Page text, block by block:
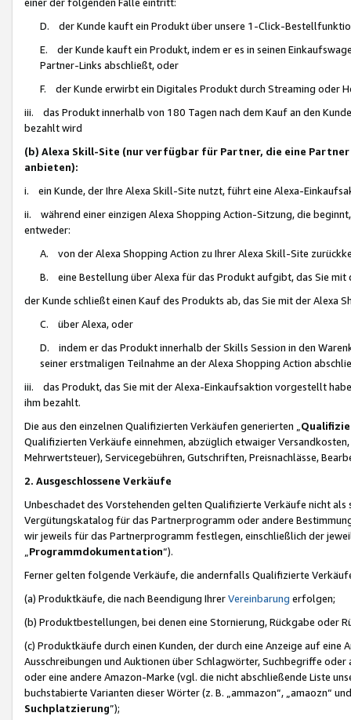
D. der Kunde kauft ein Produkt über unsere 1-Click-
E. der Kunde kauft ein Produkt, indem er es in seinen
Partner-Links abschließt, oder
F. der Kunde erwirbt ein Digitales Produkt durch Streaming oder
iii. das Produkt innerhalb von 180 Tagen nach dem Kauf an den
bezahlt wird
(b) Alexa Skill-Site (nur verfügbar für Partner, die eine
anbieten):
i. ein Kunde, der Ihre Alexa Skill-Site nutzt, führt eine Alexa-
ii. während einer einzigen Alexa Shopping Action-Sitzung, die
entweder:
A. von der Alexa Shopping Action zu Ihrer Alexa Skill-Site
B. eine Bestellung über Alexa für das Produkt aufgibt, das Sie mit
der Kunde schließt einen Kauf des Produkts ab, das Sie mit der Alexa
C. über Alexa, oder
D. indem er das Produkt innerhalb der Skills Session in den
seiner erstmaligen Teilnahme an der Alexa Shopping Action
iii. das Produkt, das Sie mit der Alexa-Einkaufsaktion vorgestellt
ihm bezahlt.
Die aus den einzelnen Qualifizierten Verkäufen generierten „
Qualifizierten Verkäufe einnehmen, abzüglich etwaiger
Mehrwertsteuer), Servicegebühren, Gutschriften, Preisnachlässe,
2. Ausgeschlossene Verkäufe
Unbeschadet des Vorstehenden gelten Qualifizierte Verkäufe nicht
Vergütungskatalog für das Partnerprogramm oder andere
wir jeweils für das Partnerprogramm festlegen, einschließlich der
Programmdokumentation“).
Ferner gelten folgende Verkäufe, die andernfalls Qualifizierte
(a) Produktkäufe, die nach Beendigung IhrerVereinbarung erfolgen;
(b) Produktbestellungen, bei denen eine Stornierung, Rückgabe oder
(c) Produktkäufe durch einen Kunden, der durch eine Anzeige auf
Ausschreibungen und Auktionen über Schlagwörter, Suchbegriffe
oder eine andere Amazon-Marke (vgl. die nicht abschließende Liste
buchstabierte Varianten dieser Wörter (z. B. „ammazon“, „amaozn“
Suchplatzierung”);